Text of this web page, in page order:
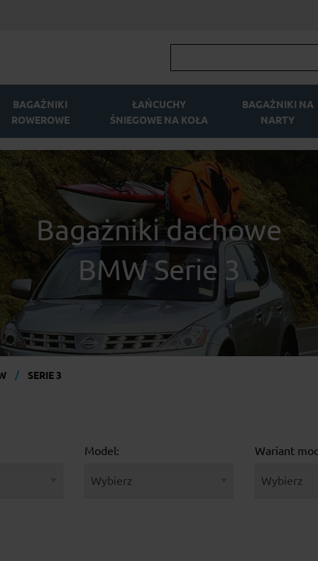
BAGAŻNIKI
ROWEROWE
ŁAŃCUCHY
ŚNIEGOWE NA KOŁA
BAGAŻNIKI NA
NARTY
Bagażniki dachowe
BMW Serie 3
SERIE 3
Model: Wariant